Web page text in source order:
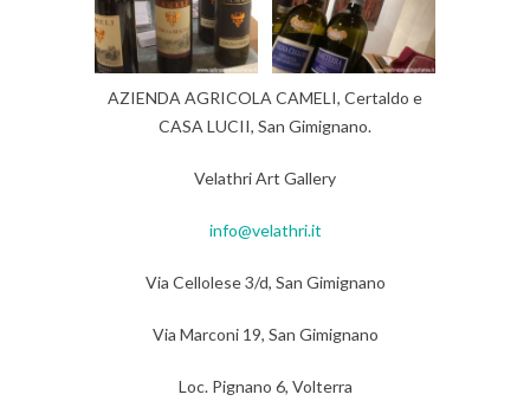
AZIENDA AGRICOLA CAMELI, Certaldo e
CASA LUCII, San Gimignano.
Velathri Art Gallery
info@velathri.it
Via Cellolese 3/d, San Gimignano
Via Marconi 19, San Gimignano
Loc. Pignano 6, Volterra